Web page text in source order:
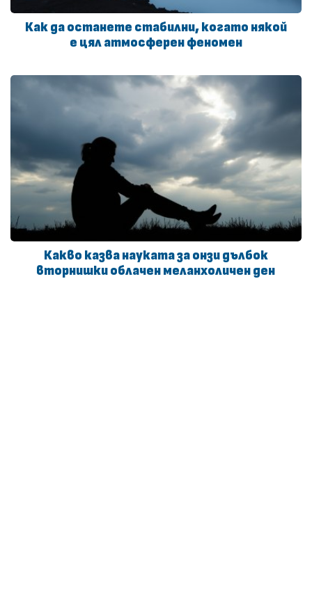
Как да останете стабилни, когато някой
е цял атмосферeн феномен
Какво казва науката за онзи дълбок
вторнишки облачен меланхоличен ден